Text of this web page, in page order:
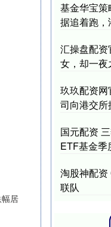
居
基金华宝
据追着跑
汇操盘配
女，却一
玖玖配资
司向港交
国元配资
ETF基金季
淘股神配
联队